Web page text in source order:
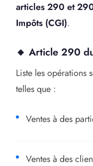
articles 290 et
Impôts (CGI).
🔸 Article 290
Liste les opérations
telles que :
Ventes à des
Ventes à des